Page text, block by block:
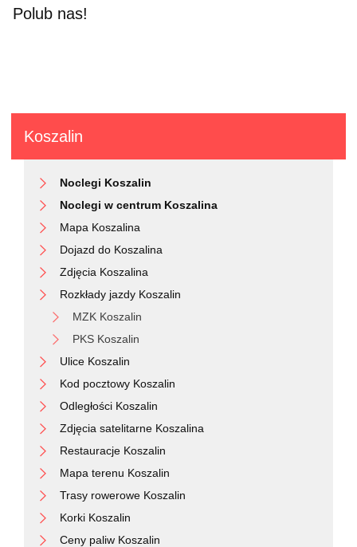
Polub nas!
Koszalin
Noclegi Koszalin
Noclegi w centrum Koszalina
Mapa Koszalina
Dojazd do Koszalina
Zdjęcia Koszalina
Rozkłady jazdy Koszalin
MZK Koszalin
PKS Koszalin
Ulice Koszalin
Kod pocztowy Koszalin
Odległości Koszalin
Zdjęcia satelitarne Koszalina
Restauracje Koszalin
Mapa terenu Koszalin
Trasy rowerowe Koszalin
Korki Koszalin
Ceny paliw Koszalin